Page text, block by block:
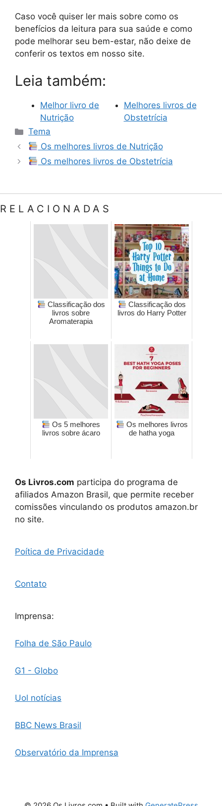
Caso você quiser ler mais sobre como os
benefícios da leitura para sua saúde e como
pode melhorar seu bem-estar, não deixe de
conferir os textos em nosso site.
Leia também:
Melhor livro de
Nutrição
Melhores livros de
Obstetrícia
Categorias
Tema
Os melhores livros de Nutrição
Os melhores livros de Obstetrícia
RELACIONADAS
Classificação dos
livros sobre
Aromaterapia
Classificação dos
livros do Harry Potter
Os 5 melhores
livros sobre ácaro
Os melhores livros
de hatha yoga
Os Livros.com participa do programa de
afiliados Amazon Brasil, que permite receber
comissões vinculando os produtos amazon.br
no site.
Poítica de Privacidade
Contato
Imprensa:
Folha de São Paulo
G1 - Globo
Uol notícias
BBC News Brasil
Observatório da Imprensa